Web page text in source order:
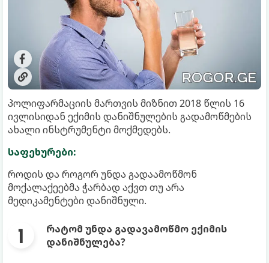
პოლიფარმაციის მართვის მიზნით 2018 წლის 16
ივლისიდან ექიმის დანიშნულების გადამოწმების
ახალი ინსტრუმენტი მოქმედებს.
საფეხურები:
როდის და როგორ უნდა გადაამოწმონ
მოქალაქეებმა ჭარბად აქვთ თუ არა
მედიკამენტები დანიშნული.
რატომ უნდა გადავამოწმო ექიმის
დანიშნულება?